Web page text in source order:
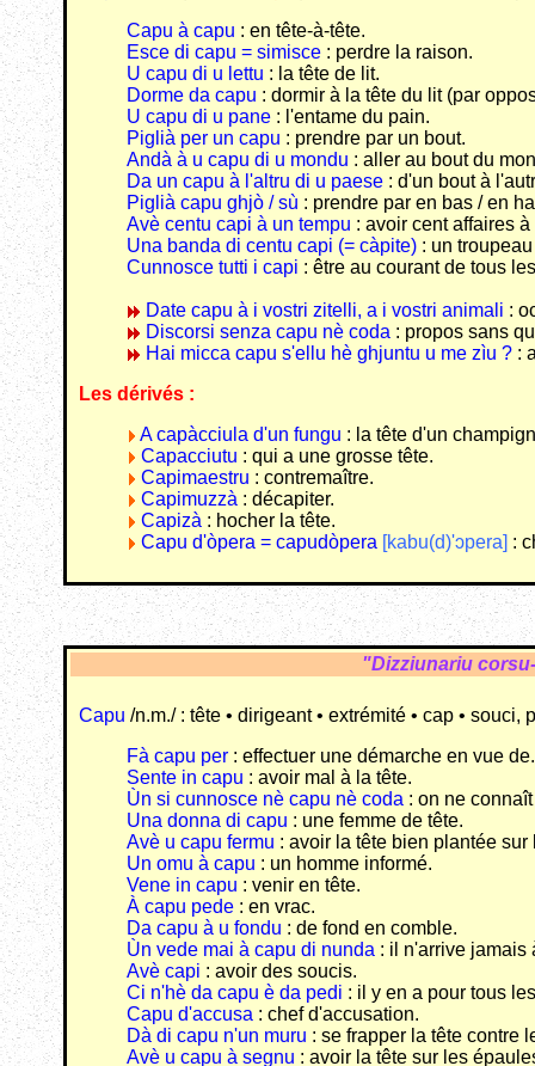
Capu à capu : en tête-à-tête.
Esce di capu = simisce : perdre la raison.
U capu di u lettu : la tête de lit.
Dorme da capu : dormir à la tête du lit (par
U capu di u pane : l'entame du pain.
Piglià per un capu : prendre par un bout.
Andà à u capu di u mondu : aller au bout du
Da un capu à l'altru di u paese : d'un bout à
Piglià capu ghjò / sù : prendre par en bas / en
Avè centu capi à un tempu : avoir cent affaires à
Una banda di centu capi (= càpite) : un
Cunnosce tutti i capi : être au courant de tous
Date capu à i vostri zitelli, a i vostri animali :
Discorsi senza capu nè coda : propos sans
Hai micca capu s'ellu hè ghjuntu u me zìu ?:
Les dérivés :
A capàcciula d'un fungu : la tête d'un
Capacciutu : qui a une grosse tête.
Capimaestru : contremaître.
Capimuzzà : décapiter.
Capizà : hocher la tête.
Capu d'òpera = capudòpera [kabu(d)'ɔpera] :
"Dizziunariu
Capu /n.m./ : tête • dirigeant • extrémité • cap •
Fà capu per : effectuer une démarche en vue de.
Sente in capu : avoir mal à la tête.
Ùn si cunnosce nè capu nè coda : on ne
Una donna di capu : une femme de tête.
Avè u capu fermu : avoir la tête bien plantée sur
Un omu à capu : un homme informé.
Vene in capu : venir en tête.
À capu pede : en vrac.
Da capu à u fondu : de fond en comble.
Ùn vede mai à capu di nunda : il n'arrive jamais
Avè capi : avoir des soucis.
Ci n'hè da capu è da pedi : il y en a pour tous
Capu d'accusa : chef d'accusation.
Dà di capu n'un muru : se frapper la tête contre
Avè u capu à segnu : avoir la tête sur les